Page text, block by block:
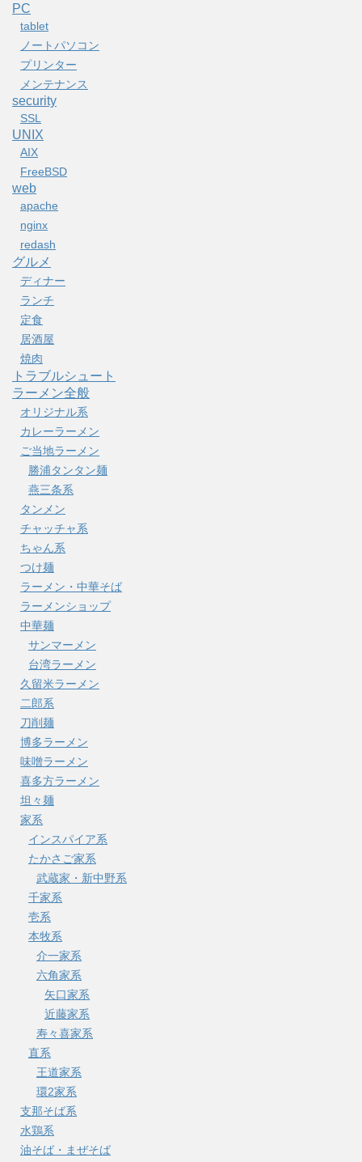
PC
tablet
ノートパソコン
プリンター
メンテナンス
security
SSL
UNIX
AIX
FreeBSD
web
apache
nginx
redash
グルメ
ディナー
ランチ
定食
居酒屋
焼肉
トラブルシュート
ラーメン全般
オリジナル系
カレーラーメン
ご当地ラーメン
勝浦タンタン麺
燕三条系
タンメン
チャッチャ系
ちゃん系
つけ麺
ラーメン・中華そば
ラーメンショップ
中華麺
サンマーメン
台湾ラーメン
久留米ラーメン
二郎系
刀削麺
博多ラーメン
味噌ラーメン
喜多方ラーメン
坦々麺
家系
インスパイア系
たかさご家系
武蔵家・新中野系
千家系
壱系
本牧系
介一家系
六角家系
矢口家系
近藤家系
寿々喜家系
直系
王道家系
環2家系
支那そば系
水鶏系
油そば・まぜそば